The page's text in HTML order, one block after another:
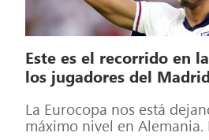
Este es el recorrido en
los jugadores del Madrid
La Eurocopa nos está
máximo nivel en Alemania.